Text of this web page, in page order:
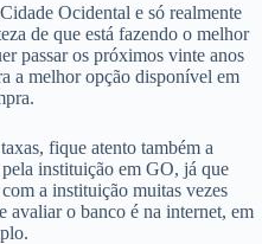
Ocidental e só realmente
de que está fazendo o melhor
passar os próximos vinte anos
a melhor opção disponível em
fique atento também a
instituição em GO, já que
a instituição muitas vezes
avaliar o banco é na internet, em